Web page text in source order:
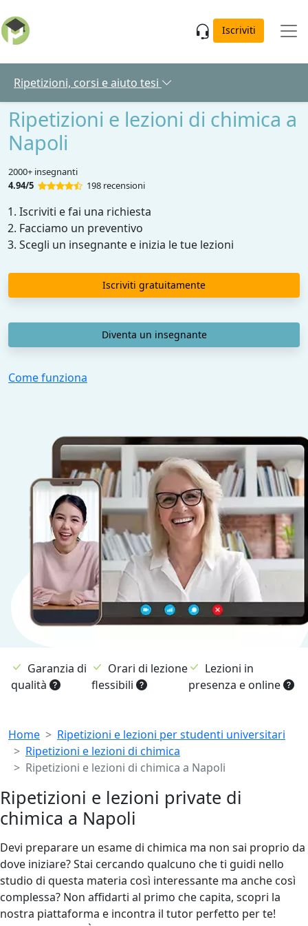
Iscriviti
Ripetizioni, corsi e aiuto tesi
Ripetizioni e lezioni di chimica a
Napoli
2000+ insegnanti
4.94/5
198 recensioni
Iscriviti e fai una richiesta
Facciamo un preventivo
Scegli un insegnante e inizia le tue lezioni
Iscriviti gratuitamente
Diventa un insegnante
Come funziona
Garanzia di
qualità
Orari di lezione
flessibili
Lezioni in
presenza e online
Breadcrumb
Home
Ripetizioni e lezioni per studenti universitari
Ripetizioni e lezioni di chimica
Ripetizioni e lezioni di chimica a Napoli
Ripetizioni e lezioni private di
chimica a Napoli
Devi preparare un esame di chimica ma non sai proprio da
dove iniziare? Stai cercando qualcuno che ti guidi nello
studio di questa materia così interessante ma anche così
complessa? Non affidarti al primo che capita, scopri la
nostra piattaforma e incontra il tutor perfetto per te!